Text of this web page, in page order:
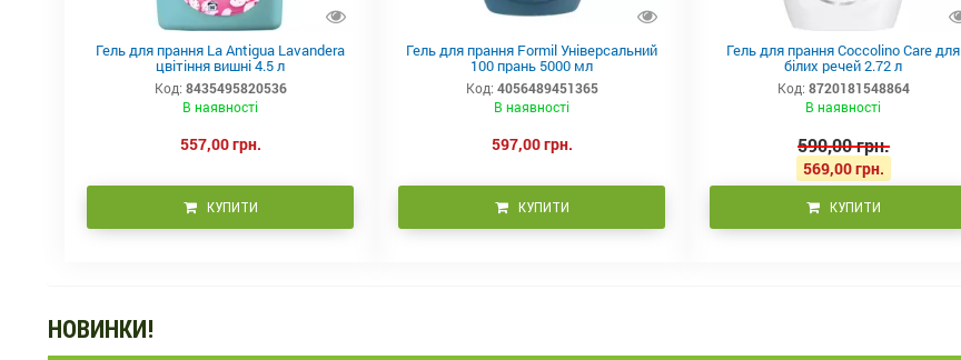
Гель для прання La Antigua Lavandera
цвітіння вишні 4.5 л
Код: 8435495820536
В наявності
557,00 грн.
КУПИТИ
Гель для прання Formil Універсальний
100 прань 5000 мл
Код: 4056489451365
В наявності
597,00 грн.
КУПИТИ
Гель для прання Coccolino Care для
білих речей 2.72 л
Код: 8720181548864
В наявності
590,00 грн.
569,00 грн.
КУПИТИ
НОВИНКИ!